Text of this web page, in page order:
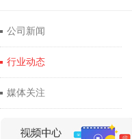
公司新闻
行业动态
媒体关注